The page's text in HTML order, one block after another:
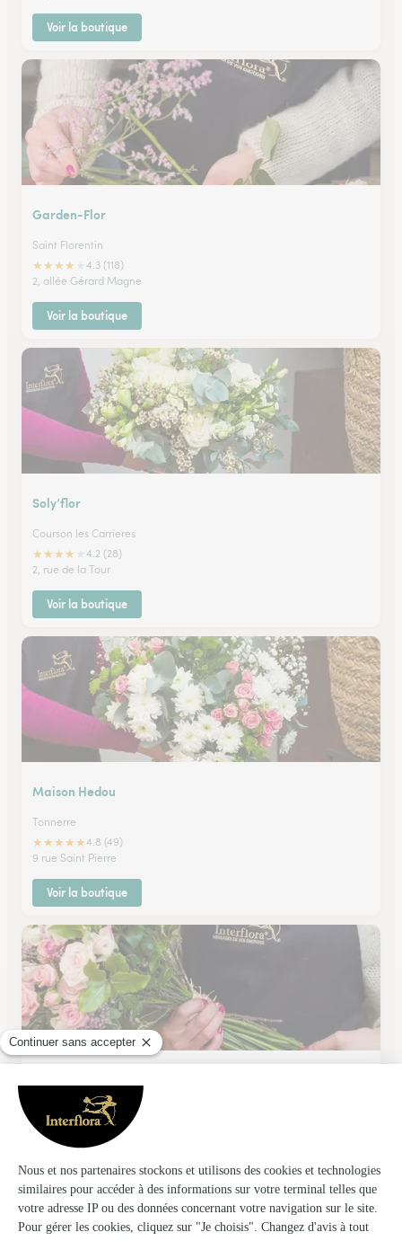
Voir la boutique
Garden-Flor
Saint Florentin
★★★★
4.3 (118)
2, allée Gérard Magne
Voir la boutique
Soly’flor
Courson les Carrieres
★★★★
4.2 (28)
2, rue de la Tour
Voir la boutique
Maison Hedou
Tonnerre
★★★★★4.8 (49)
9 rue Saint Pierre
Voir la boutique
★ ★★★★4.5 (68)
15, avenue Gambetta
Voir la boutique